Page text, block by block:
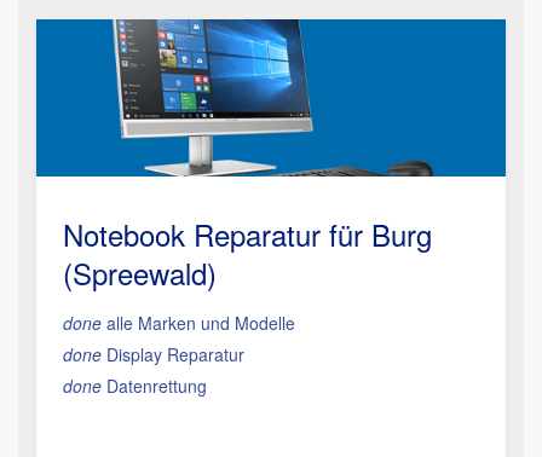
Notebook Reparatur für Burg
(Spreewald)
done alle Marken und Modelle
done Display Reparatur
done Datenrettung